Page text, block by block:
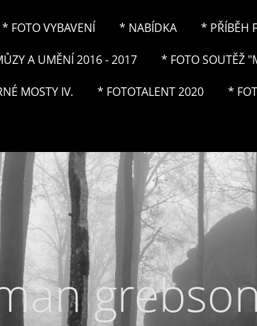
* FOTO VYBAVENÍ * NABÍDKA * PŘÍBĚH
A UMĚNÍ 2016 - 2017 * FOTO SOUTĚŽ
MOSTY IV. * FOTOTALENT 2020 *